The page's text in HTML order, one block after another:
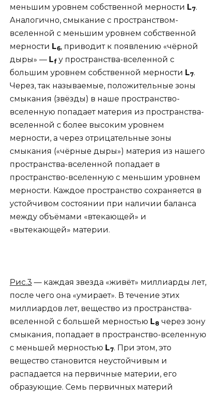
меньшим уровнем собственной мерности L7.
Аналогично, смыкание с пространством-
вселенной с меньшим уровнем собственной
мерности L6, приводит к появлению «чёрной
дыры» — Lf у пространства-вселенной с
большим уровнем собственной мерности L7.
Через, так называемые, положительные зоны
смыкания (звёзды) в наше пространство-
вселенную попадает материя из пространства-
вселенной с более высоким уровнем
мерности, а через отрицательные зоны
смыкания («чёрные дыры») материя из нашего
пространства-вселенной попадает в
пространство-вселенную с меньшим уровнем
мерности. Каждое пространство сохраняется в
устойчивом состоянии при наличии баланса
между объёмами «втекающей» и
«вытекающей» материи.
Рис.3 — каждая звезда «живёт» миллиарды лет,
после чего она «умирает». В течение этих
миллиардов лет, вещество из пространства-
вселенной с большей мерностью L8 через зону
смыкания, попадает в пространство-вселенную
с меньшей мерностью L7. При этом, это
вещество становится неустойчивым и
распадается на первичные материи, его
образующие. Семь первичных материй